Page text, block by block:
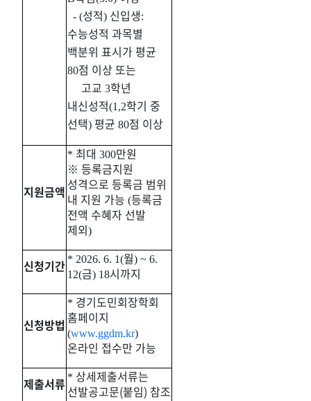
- (성적) 신입생:
수능성적 과목별
백분위 표시가 평균
80점 이상 또는
고교 3학년
내신성적(1,2학기 중
선택) 평균 80점 이상
지원금액
* 최대 300만원
※ 등록금지원
성격으로 등록금 범위
내 지원 가능 (등록금
전액 수혜자 선발
제외)
신청기간 * 2026. 6. 1(월) ~ 6.
12(금) 18시까지
신청방법
* 경기도민회장학회
홈페이지
(www.ggdm.kr)
온라인 접수만 가능
제출서류 * 상세제출서류는
선발공고문(붙임) 참조